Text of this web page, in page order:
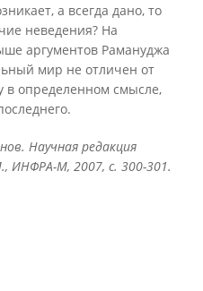
а всегда дано, то
неведения? На
аргументов Рамануджа
мир не отличен от
в определенном смысле,
Научная редакция
ИНФРА-М, 2007, с. 300-301.